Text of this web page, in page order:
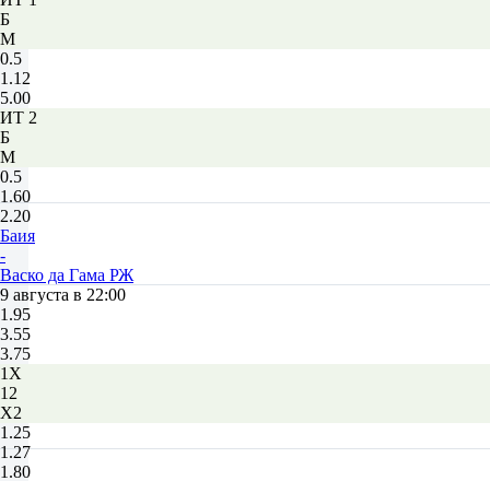
Б
М
0.5
1.12
5.00
ИТ 2
Б
М
0.5
1.60
2.20
Баия
-
Васко да Гама РЖ
9 августа в 22:00
1.95
3.55
3.75
1X
12
X2
1.25
1.27
1.80